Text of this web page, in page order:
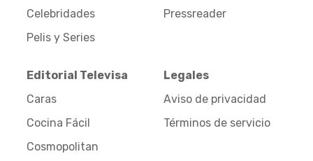
Celebridades
Pelis y Series
Pressreader
Editorial Televisa
Caras
Cocina Fácil
Cosmopolitan
Legales
Aviso de privacidad
Términos de servicio